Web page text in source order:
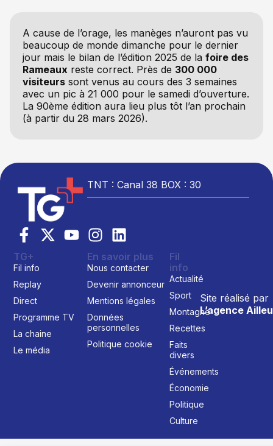
A cause de l’orage, les manèges n’auront pas vu
beaucoup de monde dimanche pour le dernier
jour mais le bilan de l’édition 2025 de la foire des
Rameauxreste correct. Près de 300 000
visiteurssont venus au cours des 3 semaines
avec un pic à 21 000 pour le samedi d’ouverture.
La 90ème édition aura lieu plus tôt l’an prochain
(à partir du 28 mars 2026).
TNT : Canal 38 BOX : 30
Site réalisé par
L’agence
TG+
Fil info
Replay
Direct
Programme TV
La chaine
Le média
En savoir plus
Nous contacter
Devenir annonceur
Mentions légales
Données
personnelles
Politique cookie
Fil
info
Actualité
Sport
Montagne
Recettes
Faits
divers
Événements
Économie
Politique
Culture